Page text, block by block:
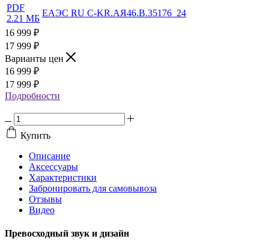
PDF
2.21 МБ
ЕАЭС RU С-KR.АЯ46.В.35176_24
16 999 ₽
17 999 ₽
Варианты цен
16 999 ₽
17 999 ₽
Подробности
Купить
Описание
Аксессуары
Характеристики
Забронировать для самовывоза
Отзывы
Видео
Превосходный звук и дизайн